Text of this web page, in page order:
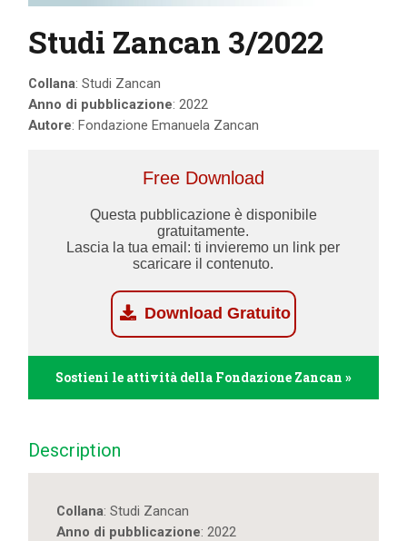
Studi Zancan 3/2022
Collana: Studi Zancan
Anno di pubblicazione: 2022
Autore: Fondazione Emanuela Zancan
Free Download
Questa pubblicazione è disponibile
gratuitamente.
Lascia la tua email: ti invieremo un link per
scaricare il contenuto.
Download Gratuito
Sostieni le attività della Fondazione Zancan »
Description
Collana: Studi Zancan
Anno di pubblicazione: 2022